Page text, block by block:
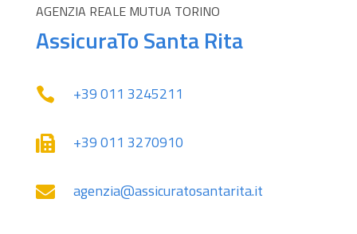
AGENZIA REALE MUTUA TORINO
AssicuraTo Santa Rita
 +39 011 3245211‬
 +39 011 3270910
 agenzia@assicuratosantarita.it